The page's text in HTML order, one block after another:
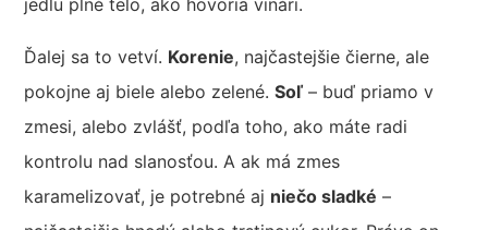
jedlu plné telo, ako hovoria vinári.
Ďalej sa to vetví. Korenie, najčastejšie čierne, ale
pokojne aj biele alebo zelené.Soľ – buď priamo v
zmesi, alebo zvlášť, podľa toho, ako máte radi
kontrolu nad slanosťou. A ak má zmes
karamelizovať, je potrebné aj niečo sladké –